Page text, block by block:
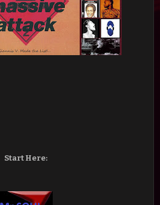
Start Here: